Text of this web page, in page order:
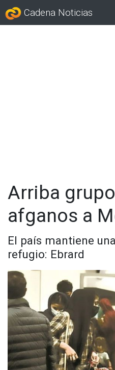
Cadena Noticias
Arriba
afganos a
El país mantiene
refugio: Ebrard